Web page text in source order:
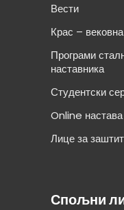
Вести
Крас –
Програми
наставника
Студентски
Online
Лице за
Спољни